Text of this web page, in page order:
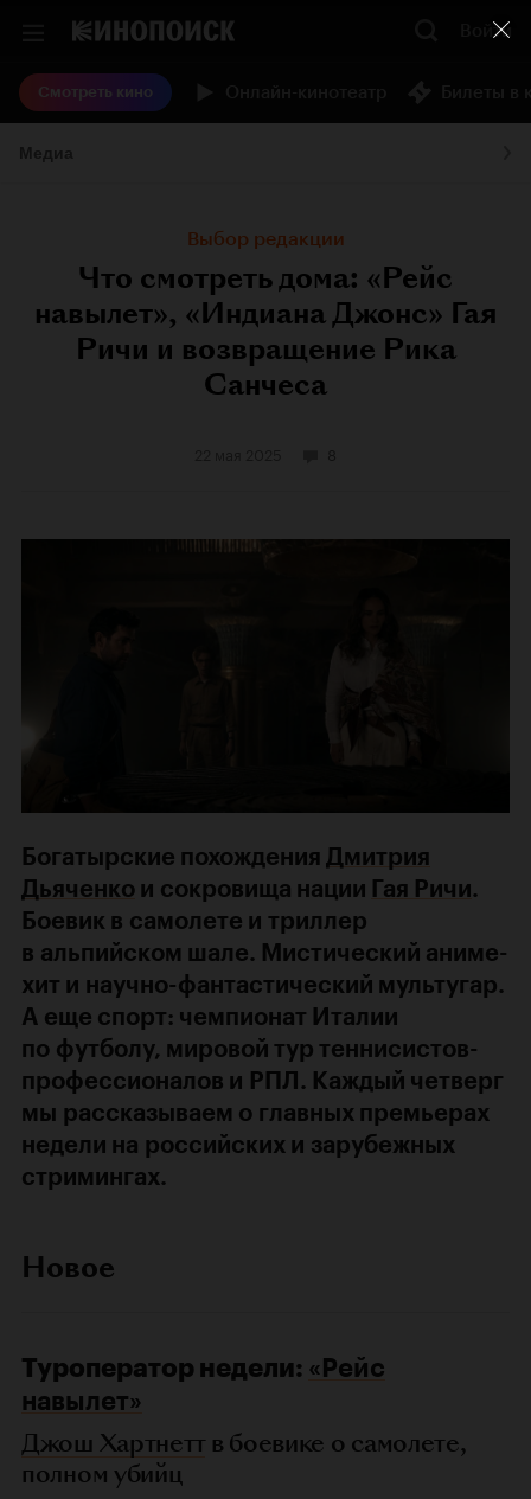
Войти
Смотреть кино
Выбор редакции
Что смотреть дома: «Рейс
навылет», «Индиана Джонс» Гая
Ричи и возвращение Рика
Санчеса
Богатырские похождения Дмитрия
Дьяченко и сокровища нации Гая Ричи.
Боевик в самолете и триллер
в альпийском шале. Мистический аниме-
хит и научно-фантастический мультугар.
А еще спорт: чемпионат Италии
по футболу, мировой тур теннисистов-
профессионалов и РПЛ. Каждый четверг
мы рассказываем о главных премьерах
недели на российских и зарубежных
стримингах.
Новое
Туроператор недели: «Рейс
навылет»
Джош Хартнетт в боевике о самолете,
полном убийц